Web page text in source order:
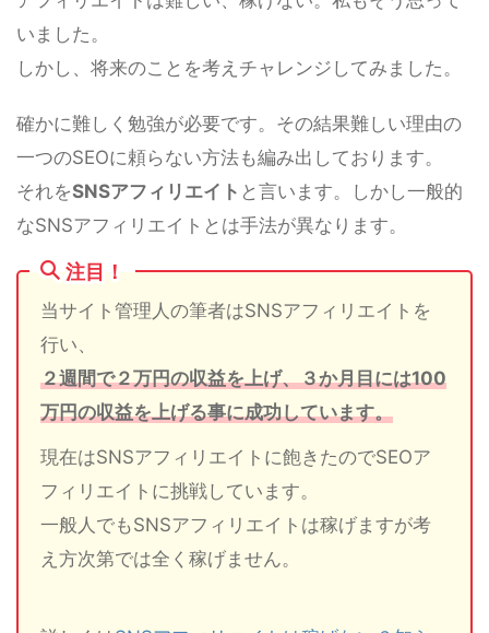
いました。
しかし、将来のことを考えチャレンジしてみました。
確かに難しく勉強が必要です。その結果難しい理由の
一つのSEOに頼らない方法も編み出しております。
それをSNSアフィリエイト と言います。しかし一般的
なSNSアフィリエイトとは手法が異なります。
注目！
当サイト管理人の筆者はSNSアフィリエイトを
行い、
２週間で２万円の収益を上げ、３か月目には100
万円の収益を上げる事に成功しています。
現在はSNSアフィリエイトに飽きたのでSEOア
フィリエイトに挑戦しています。
一般人でもSNSアフィリエイトは稼げますが考
え方次第では全く稼げません。